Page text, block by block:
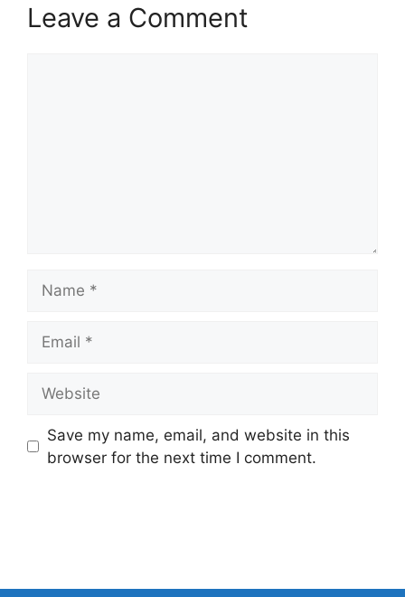
Leave a Comment
Save my name, email, and website in this
browser for the next time I comment.